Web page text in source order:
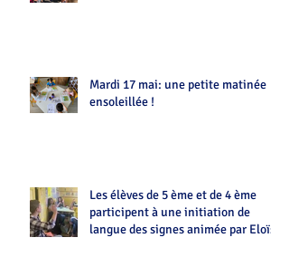
Mardi 17 mai: une petite matinée
ensoleillée !
Les élèves de 5 ème et de 4 ème
participent à une initiation de
langue des signes animée par Eloïse